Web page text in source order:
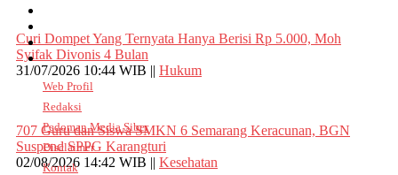
Curi Dompet Yang Ternyata Hanya Berisi Rp 5.000, Moh
Syifak Divonis 4 Bulan
31/07/2026 10:44 WIB || Hukum
707 Guru dan Siswa SMKN 6 Semarang Keracunan, BGN
Suspend SPPG Karangturi
02/08/2026 14:42 WIB || Kesehatan
Web Profil
Redaksi
Pedoman Media Siber
Disclaimer
Kontak